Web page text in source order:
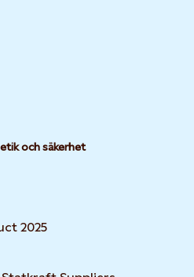
och säkerhet
2025